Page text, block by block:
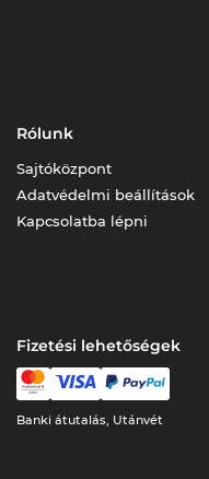
Rólunk
Sajtóközpont
Adatvédelmi beállítások
Kapcsolatba lépni
Fizetési lehetőségek
Banki átutalás, Utánvét